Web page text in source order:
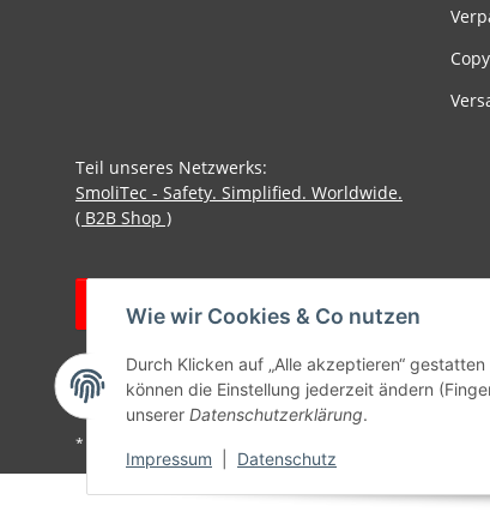
Wie wir Cookies & Co nutzen
Durch Klicken auf „Alle akzeptieren“
können die Einstellung jederzeit ändern
unserer Datenschutzerklärung.
Impressum Datenschutz
Teil unseres Netzwerks:
SmoliTec - Safety. Simplified. Worldwide.
( B2B Shop )
Vertrag widerrufen
* Alle Preise inkl. gesetzlicher USt., zzgl.